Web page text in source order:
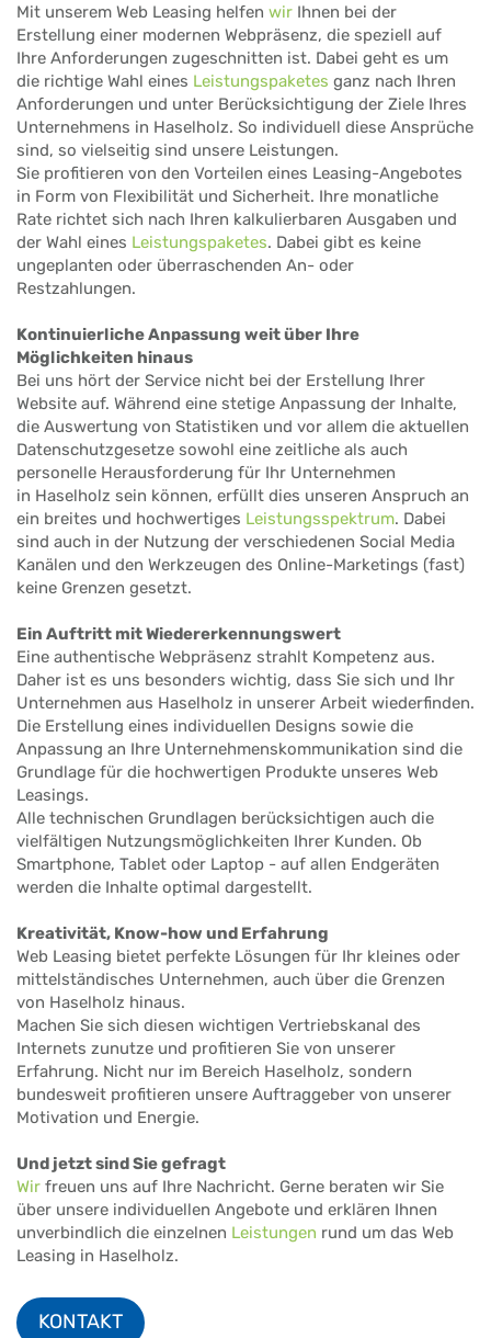
Mit unserem Web Leasing helfen wir Ihnen bei der
Erstellung einer modernen Webpräsenz, die speziell auf
Ihre Anforderungen zugeschnitten ist. Dabei geht es um
die richtige Wahl eines Leistungspaketes ganz nach Ihren
Anforderungen und unter Berücksichtigung der Ziele Ihres
Unternehmens in Haselholz. So individuell diese Ansprüche
sind, so vielseitig sind unsere Leistungen.
Sie profitieren von den Vorteilen eines Leasing-Angebotes
in Form von Flexibilität und Sicherheit. Ihre monatliche
Rate richtet sich nach Ihren kalkulierbaren Ausgaben und
der Wahl eines Leistungspaketes. Dabei gibt es keine
ungeplanten oder überraschenden An- oder
Restzahlungen.
Kontinuierliche Anpassung weit über Ihre
Möglichkeiten hinaus
Bei uns hört der Service nicht bei der Erstellung Ihrer
Website auf. Während eine stetige Anpassung der Inhalte,
die Auswertung von Statistiken und vor allem die aktuellen
Datenschutzgesetze sowohl eine zeitliche als auch
personelle Herausforderung für Ihr Unternehmen
in Haselholz sein können, erfüllt dies unseren Anspruch an
ein breites und hochwertiges Leistungsspektrum. Dabei
sind auch in der Nutzung der verschiedenen Social Media
Kanälen und den Werkzeugen des Online-Marketings (fast)
keine Grenzen gesetzt.
Ein Auftritt mit Wiedererkennungswert
Eine authentische Webpräsenz strahlt Kompetenz aus.
Daher ist es uns besonders wichtig, dass Sie sich und Ihr
Unternehmen aus Haselholz in unserer Arbeit wiederfinden.
Die Erstellung eines individuellen Designs sowie die
Anpassung an Ihre Unternehmenskommunikation sind die
Grundlage für die hochwertigen Produkte unseres Web
Leasings.
Alle technischen Grundlagen berücksichtigen auch die
vielfältigen Nutzungsmöglichkeiten Ihrer Kunden. Ob
Smartphone, Tablet oder Laptop - auf allen Endgeräten
werden die Inhalte optimal dargestellt.
Kreativität, Know-how und Erfahrung
Web Leasing bietet perfekte Lösungen für Ihr kleines oder
mittelständisches Unternehmen, auch über die Grenzen
von Haselholz hinaus.
Machen Sie sich diesen wichtigen Vertriebskanal des
Internets zunutze und profitieren Sie von unserer
Erfahrung. Nicht nur im Bereich Haselholz, sondern
bundesweit profitieren unsere Auftraggeber von unserer
Motivation und Energie.
Und jetzt sind Sie gefragt
Wir freuen uns auf Ihre Nachricht. Gerne beraten wir Sie
über unsere individuellen Angebote und erklären Ihnen
unverbindlich die einzelnen Leistungen rund um das Web
Leasing in Haselholz.
KONTAKT